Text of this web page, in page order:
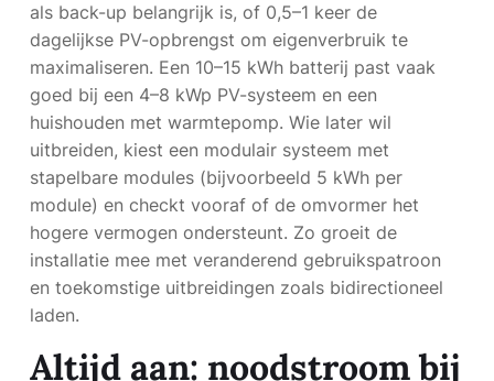
als back-up belangrijk is, of 0,5–1 keer de
dagelijkse PV-opbrengst om eigenverbruik te
maximaliseren. Een 10–15 kWh batterij past vaak
goed bij een 4–8 kWp PV-systeem en een
huishouden met warmtepomp. Wie later wil
uitbreiden, kiest een modulair systeem met
stapelbare modules (bijvoorbeeld 5 kWh per
module) en checkt vooraf of de omvormer het
hogere vermogen ondersteunt. Zo groeit de
installatie mee met veranderend gebruikspatroon
en toekomstige uitbreidingen zoals bidirectioneel
laden.
Altijd aan: noodstroom bij